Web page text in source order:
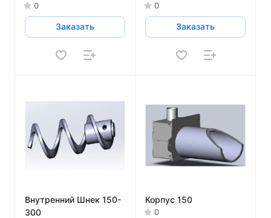
0
Заказать
0
Заказать
Внутренний Шнек 150-
300
Корпус 150
0